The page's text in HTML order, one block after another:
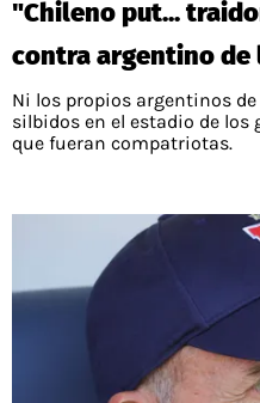
PALESTINO
UNION ESPAÑOLA
CAMPEONATO NACIONAL
GUÍAS
PRONÓSTICOS
FÚTBOL INTERNACIONAL
COPA LIBERTADORES
COPA SUDAMERICANA
CHAMPIONS LEAGUE
CHILENOS EN EL EXTERIOR
CHILENOS POR EL MUNDO
ALEXIS SANCHEZ
DARIO OSORIO
DAMIAN PIZARRO
MERCADO DE FICHAJES
TENIS
ELIMINATORIAS CONMEBOL
FEMENINO
"Chileno put...
contra argentino de
Ni los propios argentinos
silbidos en el estadio de
que fueran compatriotas.